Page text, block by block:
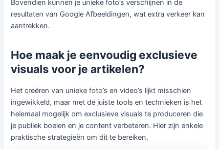
Bovendien kunnen je unieke foto’s verschijnen in de
resultaten van Google Afbeeldingen, wat extra verkeer kan
aantrekken.
Hoe maak je eenvoudig exclusieve
visuals voor je artikelen?
Het creëren van unieke foto’s en video’s lijkt misschien
ingewikkeld, maar met de juiste tools en technieken is het
helemaal mogelijk om exclusieve visuals te produceren die
je publiek boeien en je content verbeteren. Hier zijn enkele
praktische strategieën om dit te bereiken.